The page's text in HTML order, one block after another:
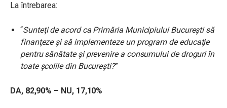
La întrebarea:
“Sunteţi de acord ca Primăria Municipiului Bucureşti să
finanţeze şi să implementeze un program de educaţie
pentru sănătate şi prevenire a consumului de droguri în
toate şcolile din Bucureşti?”
DA, 82,90% – NU, 17,10%